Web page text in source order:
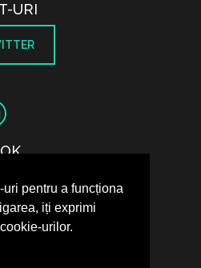
pentru a funcționa
iți exprimi
urilor.
URI